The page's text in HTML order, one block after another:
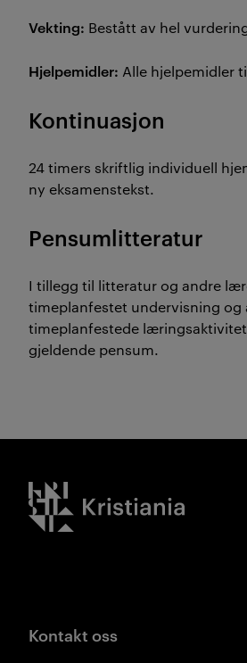
Vekting: Bestått av hel
Hjelpemidler: Alle hjelpemidler
Kontinuasjon
24 timers skriftlig individuell
ny eksamenstekst.
Pensumlitteratur
I tillegg til litteratur og andre
timeplanfestet undervisning og
timeplanfestede
gjeldende pensum.
Kristiania logo
Kontakt oss